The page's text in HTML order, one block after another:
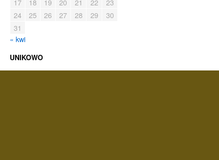
24
25 26 27 28 29
30
31
« kwi
UNIKOWO